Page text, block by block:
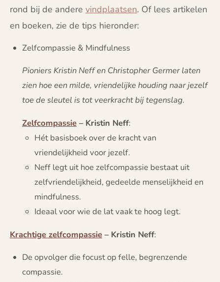
rond bij de andere vindplaatsen. Of lees artikelen
en boeken, zie de tips hieronder:
Zelfcompassie & Mindfulness
Pioniers Kristin Neff en Christopher Germer laten
zien hoe een milde, vriendelijke houding naar jezelf
toe de sleutel is tot veerkracht bij tegenslag.
Zelfcompassie – Kristin Neff:
Hét basisboek over de kracht van
vriendelijkheid voor jezelf.
Neff legt uit hoe zelfcompassie bestaat uit
zelfvriendelijkheid, gedeelde menselijkheid en
mindfulness.
Ideaal voor wie de lat vaak te hoog legt.
Krachtige zelfcompassie – Kristin Neff:
De opvolger die focust op felle, begrenzende
compassie.